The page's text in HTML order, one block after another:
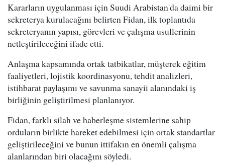
Kararların uygulanması için Suudi Arabistan'da daimi bir
sekreterya kurulacağını belirten Fidan, ilk toplantıda
sekreteryanın yapısı, görevleri ve çalışma usullerinin
netleştirileceğini ifade etti.
Anlaşma kapsamında ortak tatbikatlar, müşterek eğitim
faaliyetleri, lojistik koordinasyonu, tehdit analizleri,
istihbarat paylaşımı ve savunma sanayii alanındaki iş
birliğinin geliştirilmesi planlanıyor.
Fidan, farklı silah ve haberleşme sistemlerine sahip
orduların birlikte hareket edebilmesi için ortak standartlar
geliştirileceğini ve bunun ittifakın en önemli çalışma
alanlarından biri olacağını söyledi.